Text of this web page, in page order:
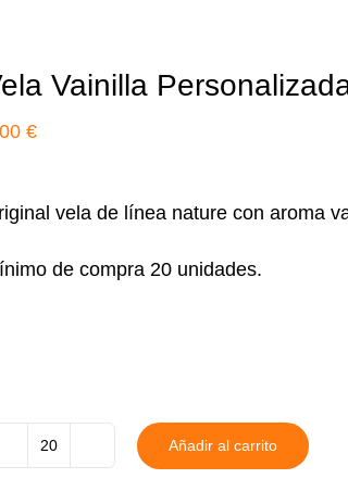
Vainilla
€
vela de línea nature con aroma
de compra 20 unidades.
Añadir al carrito